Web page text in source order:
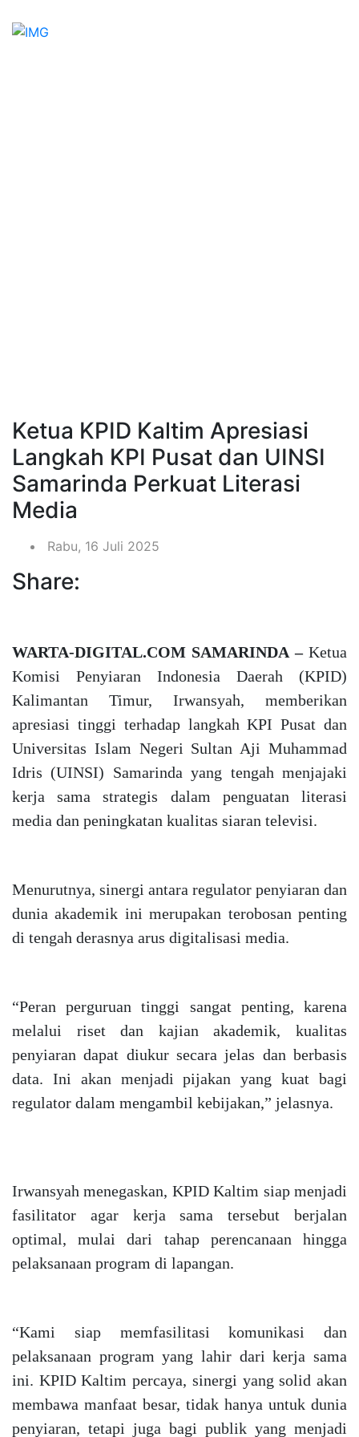
Ketua KPID Kaltim Apresiasi
Langkah KPI Pusat dan UINSI
Samarinda Perkuat Literasi
Media
Rabu, 16 Juli 2025
Share:
WARTA-DIGITAL.COM SAMARINDA –Ketua
Komisi Penyiaran Indonesia Daerah (KPID)
Kalimantan Timur, Irwansyah, memberikan
apresiasi tinggi terhadap langkah KPI Pusat dan
Universitas Islam Negeri Sultan Aji Muhammad
Idris (UINSI) Samarinda yang tengah menjajaki
kerja sama strategis dalam penguatan literasi
media dan peningkatan kualitas siaran televisi.
Menurutnya, sinergi antara regulator penyiaran dan
dunia akademik ini merupakan terobosan penting
di tengah derasnya arus digitalisasi media.
“Peran perguruan tinggi sangat penting, karena
melalui riset dan kajian akademik, kualitas
penyiaran dapat diukur secara jelas dan berbasis
data. Ini akan menjadi pijakan yang kuat bagi
regulator dalam mengambil kebijakan,” jelasnya.
Irwansyah menegaskan, KPID Kaltim siap menjadi
fasilitator agar kerja sama tersebut berjalan
optimal, mulai dari tahap perencanaan hingga
pelaksanaan program di lapangan.
“Kami siap memfasilitasi komunikasi dan
pelaksanaan program yang lahir dari kerja sama
ini. KPID Kaltim percaya, sinergi yang solid akan
membawa manfaat besar, tidak hanya untuk dunia
penyiaran, tetapi juga bagi publik yang menjadi